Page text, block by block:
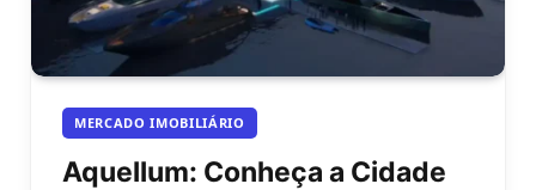
MERCADO IMOBILIÁRIO
Aquellum: Conheça a Cidade